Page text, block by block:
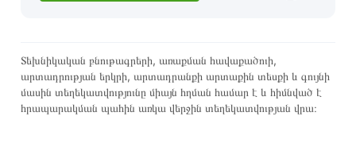
Տեխնիկական բնութագրերի, առաքման հավաքածուի,
արտադրության երկրի, արտադրանքի արտաքին տեսքի և գույնի
մասին տեղեկատվությունը միայն հղման համար է և հիմնված է
հրապարակման պահին առկա վերջին տեղեկատվության վրա։